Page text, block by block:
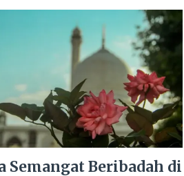
Semangat Beribadah di